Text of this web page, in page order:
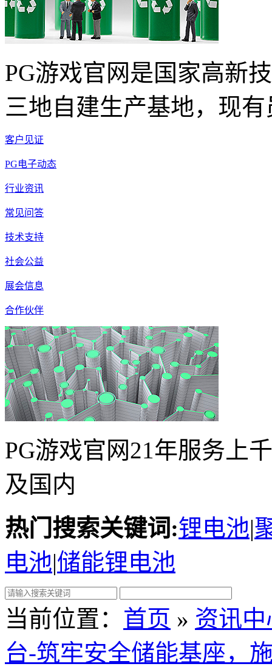
PG游戏官网是国家高新
三地自建生产基地，现有
客户见证
PG电子动态
行业资讯
常见问答
技术支持
社会公益
展会信息
合作伙伴
PG游戏官网21年服务上
及国内
热门搜索关键词:锂电池|
电池|储能锂电池
当前位置 ： 首页 » 资讯中
台-筑牢安全储能基座，